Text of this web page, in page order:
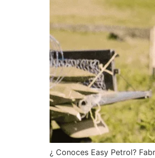
¿ Conoces Easy Petrol?